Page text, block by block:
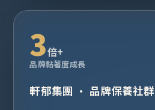
3倍+
品牌黏著度成長
軒郁集團 · 品牌保養社群